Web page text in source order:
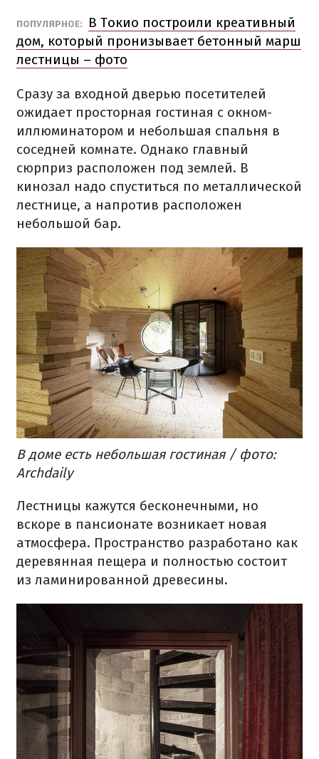
ПОПУЛЯРНОЕ:
В Токио построили креативный
дом, который пронизывает бетонный марш
лестницы – фото
Сразу за входной дверью посетителей
ожидает просторная гостиная с окном-
иллюминатором и небольшая спальня в
соседней комнате. Однако главный
сюрприз расположен под землей. В
кинозал надо спуститься по металлической
лестнице, а напротив расположен
небольшой бар.
В доме есть небольшая гостиная / фото:
Archdaily
Лестницы кажутся бесконечными, но
вскоре в пансионате возникает новая
атмосфера. Пространство разработано как
деревянная пещера и полностью состоит
из ламинированной древесины.